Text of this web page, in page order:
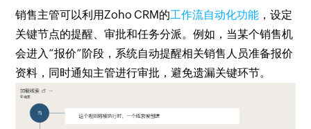
销售主管可以利用Zoho CRM的工作流自动化功能 ，设定
关键节点的提醒、审批和任务分派。例如，当某个销售机
会进入“报价”阶段，系统自动提醒相关销售人员准备报价
资料，同时通知主管进行审批，避免遗漏关键环节。